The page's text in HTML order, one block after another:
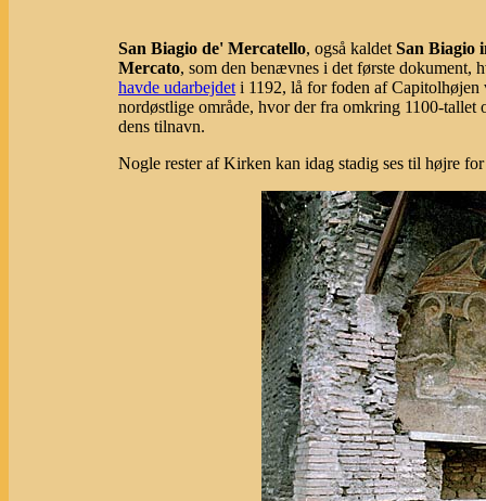
San Biagio de' Mercatello, også kaldet San Biagio
Mercato, som den benævnes i det første dokument,
havde udarbejdet i 1192, lå for foden af Capitolhøjen
nordøstlige område, hvor der fra omkring 1100-
dens tilnavn.
Nogle rester af Kirken kan idag stadig ses til højre